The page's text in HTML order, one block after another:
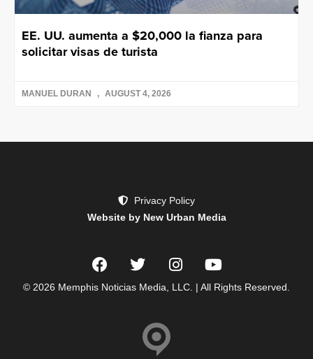
EE. UU. aumenta a $20,000 la fianza para
solicitar visas de turista
MANUEL DURAN AUGUST 4, 2026
Privacy Policy
Website by New Urban Media
© 2026 Memphis Noticias Media, LLC. | All Rights Reserved.